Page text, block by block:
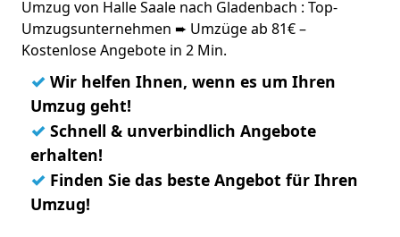
Umzug von Halle Saale nach Gladenbach : Top-
Umzugsunternehmen ➨ Umzüge ab 81€ –
Kostenlose Angebote in 2 Min.
✓ Wir helfen Ihnen, wenn es um Ihren
Umzug geht!
✓ Schnell & unverbindlich Angebote
erhalten!
✓ Finden Sie das beste Angebot für Ihren
Umzug!